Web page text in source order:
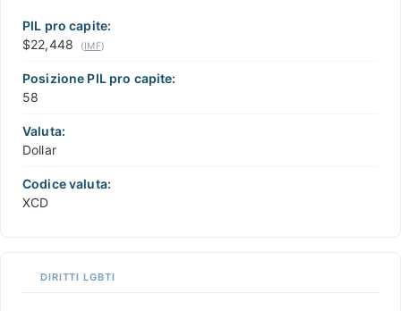
PIL pro capite:
$22,448
(IMF)
Posizione PIL pro capite:
58
Valuta:
Dollar
Codice valuta:
XCD
DIRITTI LGBTI